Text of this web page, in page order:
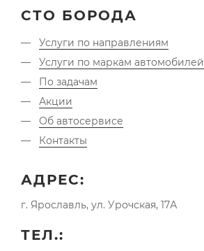
СТО БОРОДА
Услуги по направлениям
Услуги по маркам автомобилей
По задачам
Акции
Об автосервисе
Контакты
АДРЕС:
г. Ярославль, ул. Урочская, 17А
ТЕЛ.: